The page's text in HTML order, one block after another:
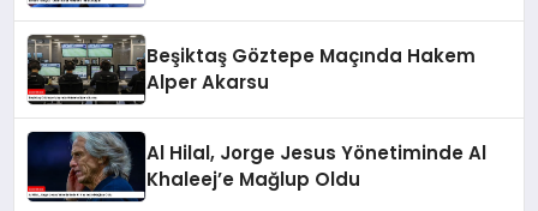
Beşiktaş Göztepe Maçında Hakem
Alper Akarsu
Al Hilal, Jorge Jesus Yönetiminde Al
Khaleej’e Mağlup Oldu